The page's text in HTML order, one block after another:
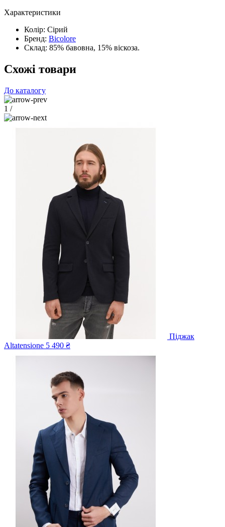
Характеристики
Колір: Сірий
Бренд: Bicolore
Склад: 85% бавовна, 15% віскоза.
Схожі товари
До каталогу
1 /
Піджак
Altatensione 5 490 ₴